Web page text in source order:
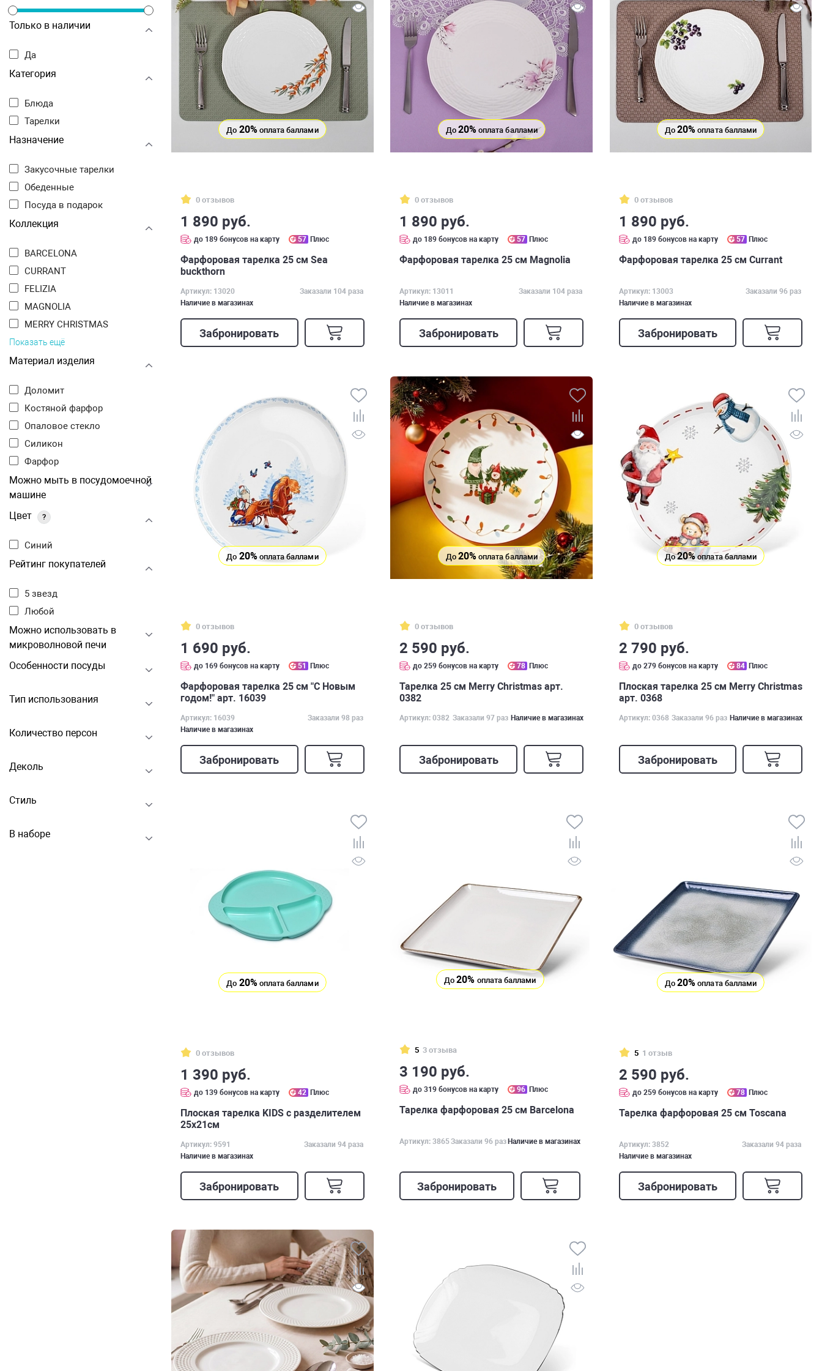
Только в наличии
Да
Категория
Блюда
Тарелки
Назначение
Закусочные тарелки
Обеденные
Посуда в подарок
Коллекция
BARCELONA
CURRANT
FELIZIA
MAGNOLIA
MERRY CHRISTMAS
Показать ещё
Материал изделия
Доломит
Костяной фарфор
Опаловое стекло
Силикон
Фарфор
Можно мыть в посудомоечной
машине
Цвет
?
Синий
Рейтинг покупателей
5 звезд
Любой
Можно использовать в
микроволновой печи
Особенности посуды
Тип использования
Количество персон
Деколь
Стиль
В наборе
До 20% оплата баллами
0 отзывов
1 890 руб.
до 189 бонусов на карту 57 Плюс
Фарфоровая тарелка 25 см Sea
buckthorn
Артикул: 13020
Заказали 104 раза
Наличие в магазинах
Забронировать
До 20% оплата баллами
0 отзывов
1 890 руб.
до 189 бонусов на карту 57 Плюс
Фарфоровая тарелка 25 см Magnolia
Артикул: 13011
Заказали 104 раза
Наличие в магазинах
Забронировать
До20% оплата баллами
0 отзывов
1 890 руб.
до 189 бонусов на карту 57 Плюс
Фарфоровая тарелка 25 см Currant
Артикул: 13003
Заказали 96 раз
Наличие в магазинах
Забронировать
До20%оплата баллами
0 отзывов
1 690 руб.
до 169 бонусов на карту 51 Плюс
Фарфоровая тарелка 25 см "С Новым
годом!" арт. 16039
Артикул: 16039
Заказали 98 раз
Наличие в магазинах
Забронировать
До 20% оплата баллами
0 отзывов
2 590 руб.
до 259 бонусов на карту 78 Плюс
Тарелка 25 см Merry Christmas арт.
0382
Артикул: 0382 Заказали 97 раз Наличие в магазинах
Забронировать
До20%оплата баллами
0 отзывов
2 790 руб.
до 279 бонусов на карту 84 Плюс
Плоская тарелка 25 см Merry Christmas
арт. 0368
Артикул: 0368 Заказали 96 раз Наличие в магазинах
Забронировать
До 20% оплата баллами
0 отзывов
1 390 руб.
до 139 бонусов на карту 42 Плюс
Плоская тарелка KIDS с разделителем
25х21см
Артикул: 9591
Заказали 94 раза
Наличие в магазинах
Забронировать
До20% оплата баллами
5 3 отзыва
3 190 руб.
до 319 бонусов на карту 96 Плюс
Тарелка фарфоровая 25 см Barcelona
Артикул: 3865Заказали 96 разНаличие в магазинах
Забронировать
До20% оплата баллами
5 1 отзыв
2 590 руб.
до 259 бонусов на карту 78 Плюс
Тарелка фарфоровая 25 см Toscana
Артикул: 3852
Заказали 94 раза
Наличие в магазинах
Забронировать